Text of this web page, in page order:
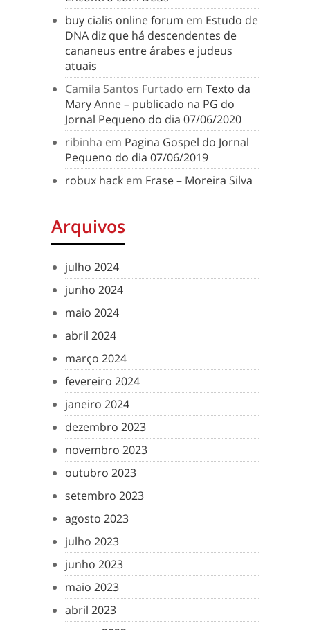
buy cialis online forum em Estudo de
DNA diz que há descendentes de
cananeus entre árabes e judeus
atuais
Camila Santos Furtado em Texto da
Mary Anne – publicado na PG do
Jornal Pequeno do dia 07/06/2020
ribinha em Pagina Gospel do Jornal
Pequeno do dia 07/06/2019
robux hack em Frase – Moreira Silva
Arquivos
julho 2024
junho 2024
maio 2024
abril 2024
março 2024
fevereiro 2024
janeiro 2024
dezembro 2023
novembro 2023
outubro 2023
setembro 2023
agosto 2023
julho 2023
junho 2023
maio 2023
abril 2023